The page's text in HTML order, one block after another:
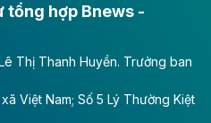
Việt Nam - CTCP
lợi nhuận trong quý
tổng hợp Bnews -
Thị Thanh Huyền. Trưởng ban
Việt Nam; Số 5 Lý Thường Kiệt